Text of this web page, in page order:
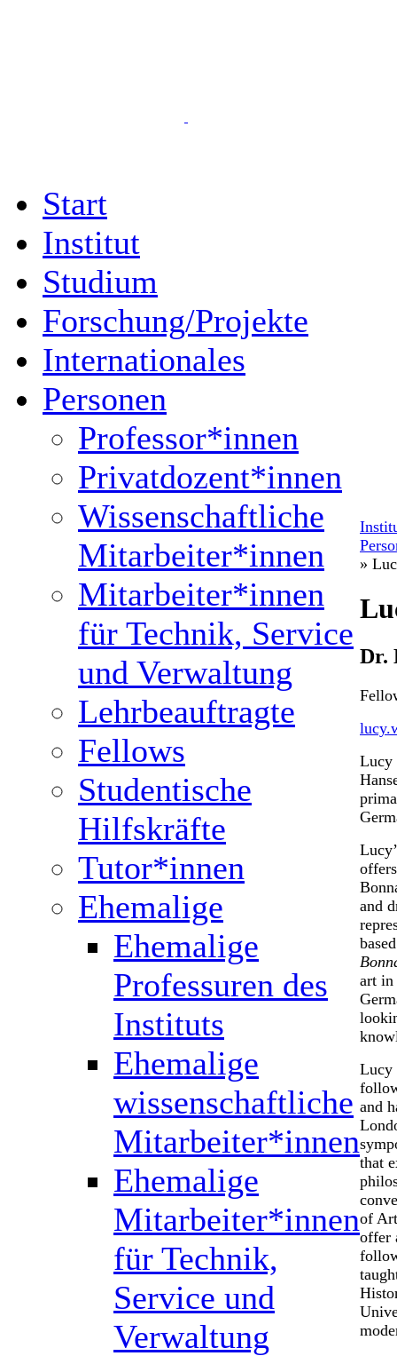
Start
Institut
Studium
Forschung/Projekte
Internationales
Personen
Professor*innen
Privatdozent*innen
Wissenschaftliche
Mitarbeiter*innen
Mitarbeiter*innen
für Technik, Service
und Verwaltung
Lehrbeauftragte
Fellows
Studentische
Hilfskräfte
Tutor*innen
Ehemalige
Ehemalige
Professuren des
Instituts
Ehemalige
wissenschaftliche
Mitarbeiter*innen
Ehemalige
Mitarbeiter*innen
für Technik,
Service und
Verwaltung
»
Dr.
Lucy
and
art in
Lucy
and
that
of
offer